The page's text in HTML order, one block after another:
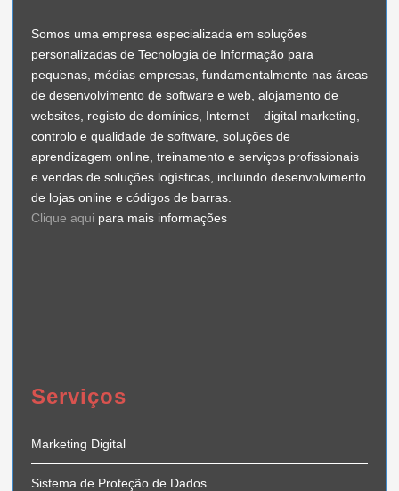
Somos uma empresa especializada em soluções
personalizadas de Tecnologia de Informação para
pequenas, médias empresas, fundamentalmente nas áreas
de desenvolvimento de software e web, alojamento de
websites, registo de domínios, Internet – digital marketing,
controlo e qualidade de software, soluções de
aprendizagem online, treinamento e serviços profissionais
e vendas de soluções logísticas, incluindo desenvolvimento
de lojas online e códigos de barras.
Clique aqui para mais informações
Serviços
Marketing Digital
Sistema de Proteção de Dados